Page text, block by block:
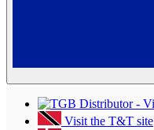
Visit the T&T site